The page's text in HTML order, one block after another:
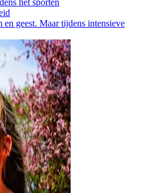
het sporten
geest. Maar tijdens intensieve